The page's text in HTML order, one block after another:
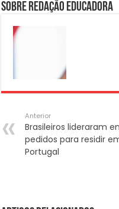
Sobre Redação Educadora
Anterior
Brasileiros lideraram
pedidos para residir
Portugal